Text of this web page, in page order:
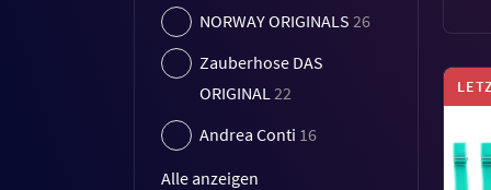
NORWAY ORIGINALS 26
Zauberhose DAS
ORIGINAL22
Andrea Conti 16
Alle anzeigen